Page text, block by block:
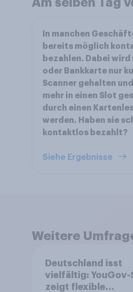
Am selben Tag
In manchen
bereits möglich
bezahlen. Dabei
oder Bankkarte nur
Scanner gehalten
mehr in einen Slot
durch einen
werden. Haben sie
kontaktlos bezahlt?
Siehe Ergebnisse
Weitere
Deutschland isst
vielfältig: YouGov-
zeigt flexible